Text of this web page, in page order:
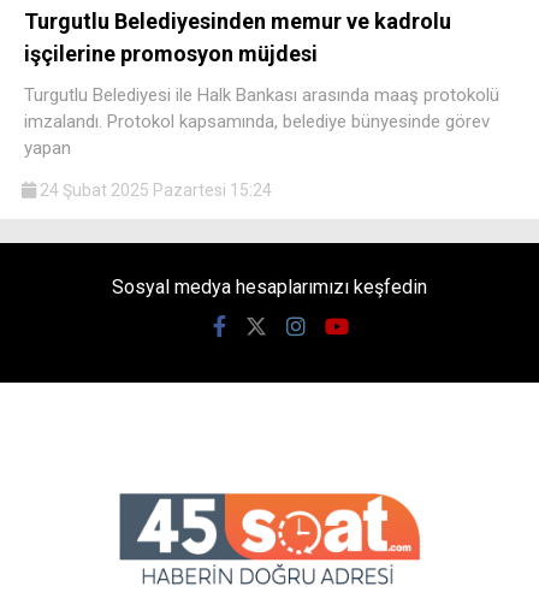
Turgutlu Belediyesinden memur ve kadrolu
işçilerine promosyon müjdesi
Turgutlu Belediyesi ile Halk Bankası arasında maaş protokolü
imzalandı. Protokol kapsamında, belediye bünyesinde görev
yapan
24 Şubat 2025 Pazartesi 15:24
Sosyal medya hesaplarımızı keşfedin